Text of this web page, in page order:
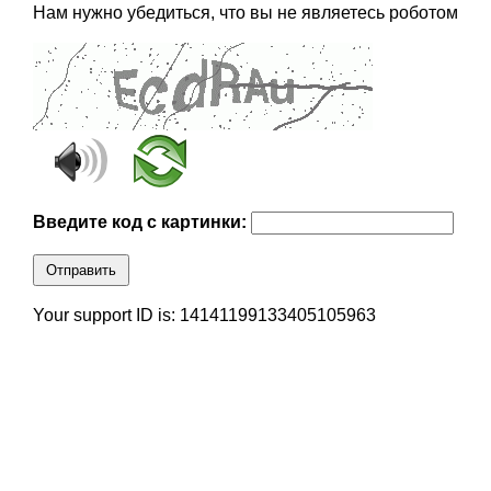
Нам нужно убедиться, что вы не являетесь роботом
Введите код с картинки:
Отправить
Your support ID is: 14141199133405105963